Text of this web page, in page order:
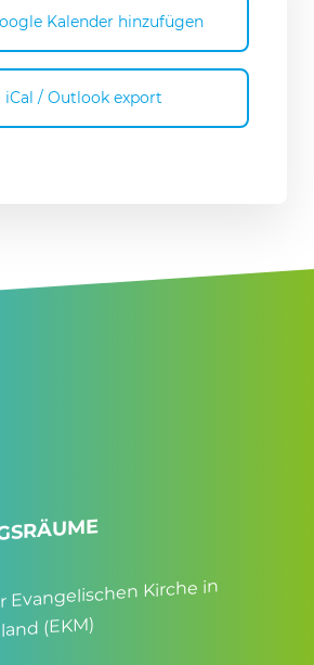
Kalender hinzufügen
iCal / Outlook export
Kirche in
(EKM)